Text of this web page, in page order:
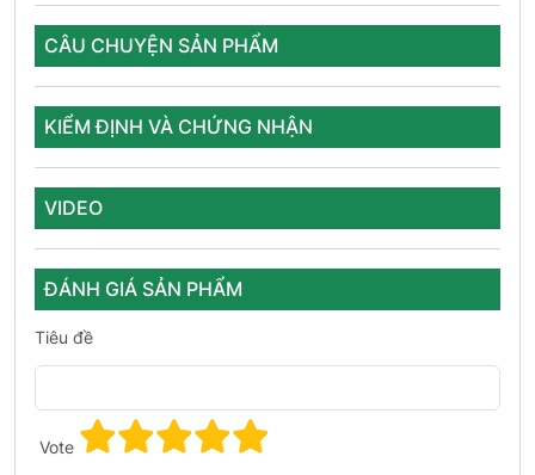
CÂU CHUYỆN SẢN PHẨM
KIỂM ĐỊNH VÀ CHỨNG NHẬN
VIDEO
ĐÁNH GIÁ SẢN PHẨM
Tiêu đề
Vote